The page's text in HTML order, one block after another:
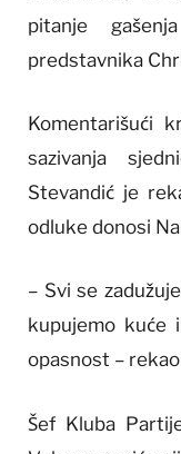
pitanje
predstavnika
Komentarišući
sazivanja
Stevandić je
odluke donosi
– Svi se
kupujemo kuće
opasnost –
Šef Kluba